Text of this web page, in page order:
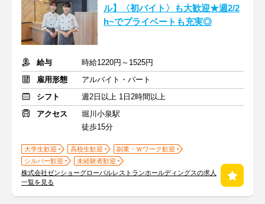
ル】〈初バイト〉も大歓迎★週2/2
h~でプライベートも充実◎
給与
時給1220円～1525円
雇用形態
アルバイト・パート
シフト
週2日以上 1日2時間以上
アクセス
堀川小泉駅
徒歩15分
大学生歓迎 高校生歓迎
副業・Ｗワーク歓迎
シルバー歓迎
未経験者歓迎
株式会社ゼンショーグローバルレストランホールディングスの求人
一覧を見る